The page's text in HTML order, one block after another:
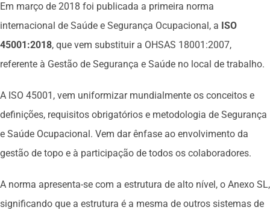
Em março de 2018 foi publicada a primeira norma
internacional de Saúde e Segurança Ocupacional, a ISO
45001:2018, que vem substituir a OHSAS 18001:2007,
referente à Gestão de Segurança e Saúde no local de trabalho.
A ISO 45001, vem uniformizar mundialmente os conceitos e
definições, requisitos obrigatórios e metodologia de Segurança
e Saúde Ocupacional. Vem dar ênfase ao envolvimento da
gestão de topo e à participação de todos os colaboradores.
A norma apresenta-se com a estrutura de alto nível, o Anexo SL,
significando que a estrutura é a mesma de outros sistemas de